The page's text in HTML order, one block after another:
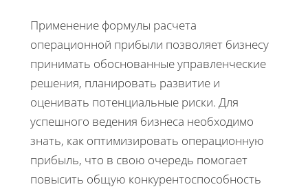
Применение формулы расчета
операционной прибыли позволяет бизнесу
принимать обоснованные управленческие
решения, планировать развитие и
оценивать потенциальные риски. Для
успешного ведения бизнеса необходимо
знать, как оптимизировать операционную
прибыль, что в свою очередь помогает
повысить общую конкурентоспособность